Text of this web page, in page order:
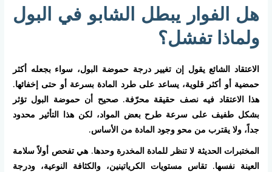
هل الفوار يبطل الشابو في البول
ولماذا تفشل؟
الاعتقاد الشائع يقول إن تغيير درجة حموضة البول، سواء بجعله أكثر
حمضية أو أكثر قلوية، يساعد على طرد المادة بسرعة أو حتى إخفائها.
هذا الاعتقاد فيه نصف حقيقة محرّفة. صحيح أن حموضة البول تؤثر
بشكل طفيف على سرعة طرح بعض المواد، لكن هذا التأثير محدود
جداً، ولا يقترب من محو وجود المادة من الأساس.
المختبرات الحديثة لا تنظر للمادة المخدرة وحدها. هي تفحص أولاً سلامة
العينة نفسها. تقاس مستويات الكرياتينين، والكثافة النوعية، ودرجة